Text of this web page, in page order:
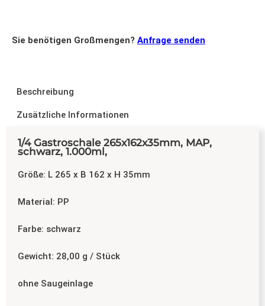
Sie benötigen Großmengen? Anfrage senden
Beschreibung
Zusätzliche Informationen
1/4 Gastroschale 265x162x35mm, MAP,
schwarz, 1.000ml,
Größe: L 265 x B 162 x H 35mm
Material: PP
Farbe: schwarz
Gewicht: 28,00 g / Stück
ohne Saugeinlage